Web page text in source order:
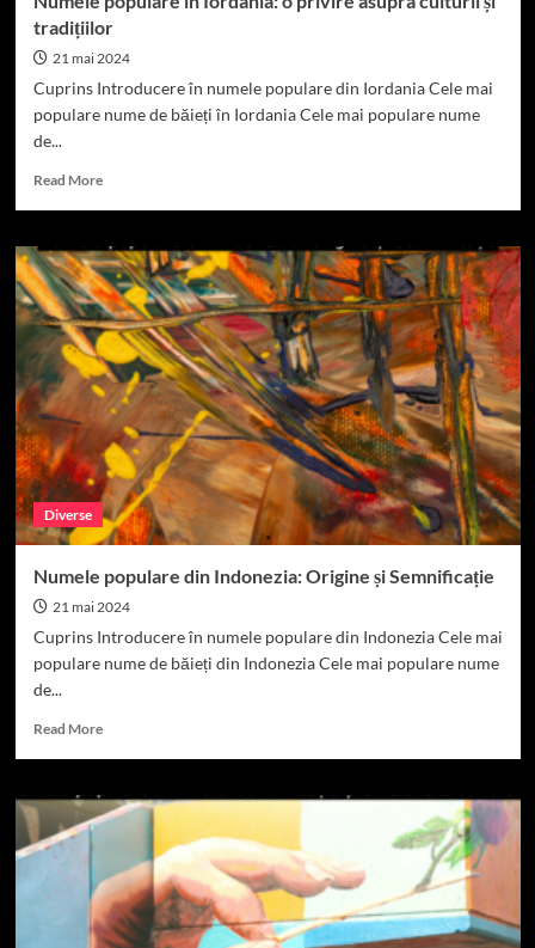
tradițiilor
21 mai 2024
Cuprins Introducere în numele populare din Iordania Cele mai
populare nume de băieți în Iordania Cele mai populare nume
de...
Read MoreRead
Numele
populare
în
Iordania:
o
privire
asupra
culturii
și
tradițiilor
Diverse
Numele populare din Indonezia: Origine și Semnificație
21 mai 2024
Cuprins Introducere în numele populare din Indonezia Cele mai
populare nume de băieți din Indonezia Cele mai populare nume
de...
Read MoreRead
populare
Indonezia:
Origine
și
Semnificație